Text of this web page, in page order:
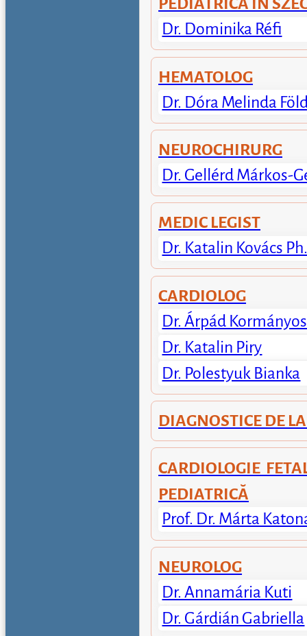
PEDIATRICĂ ÎN
Dr. Dominika Réfi
HEMATOLOG
Dr. Dóra Melinda
NEUROCHIRURG
Dr. Gellérd Márkos-
MEDIC LEGIST
Dr. Katalin Kovács
CARDIOLOG
Dr. Árpád Kormányos
Dr. Katalin Piry
Dr. Polestyuk Bianka
DIAGNOSTICE DE
CARDIOLOGIE
PEDIATRICĂ
Prof. Dr. Márta
NEUROLOG
Dr. Annamária Kuti
Dr. Gárdián Gabriella